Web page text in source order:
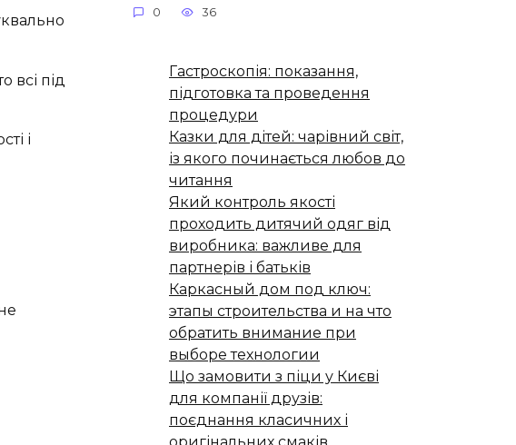
всі під
і
0 36
Гастроскопія: показання,
підготовка та проведення
процедури
Казки для дітей: чарівний світ,
із якого починається любов до
читання
Який контроль якості
проходить дитячий одяг від
виробника: важливе для
партнерів і батьків
Каркасный дом под ключ:
этапы строительства и на что
обратить внимание при
выборе технологии
Що замовити з піци у Києві
для компанії друзів:
поєднання класичних і